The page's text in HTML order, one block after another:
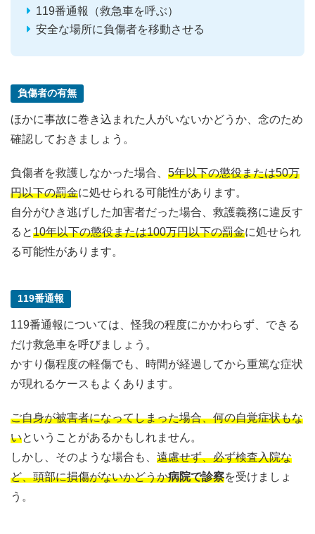
119番通報（救急車を呼ぶ）
安全な場所に負傷者を移動させる
負傷者の有無
ほかに事故に巻き込まれた人がいないかどうか、念のため
確認しておきましょう。
負傷者を救護しなかった場合、 5年以下の懲役または50万
円以下の罰金に処せられる可能性があります。
自分がひき逃げした加害者だった場合、救護義務に違反す
ると10年以下の懲役または100万円以下の罰金に処せられ
る可能性があります。
119番通報
119番通報については、怪我の程度にかかわらず、できる
だけ救急車を呼びましょう。
かすり傷程度の軽傷でも、時間が経過してから重篤な症状
が現れるケースもよくあります。
ご自身が被害者になってしまった場合、何の自覚症状もな
いということがあるかもしれません。
しかし、そのような場合も、 遠慮せず、必ず検査入院な
ど、頭部に損傷がないかどうか病院で診察を受けましょ
う。